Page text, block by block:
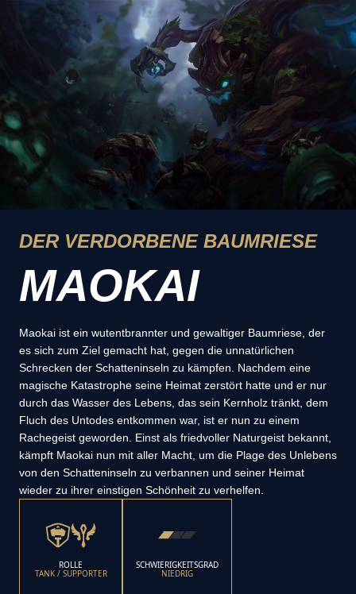
DER VERDORBENE BAUMRIESE
MAOKAI
Maokai ist ein wutentbrannter und gewaltiger Baumriese, der
es sich zum Ziel gemacht hat, gegen die unnatürlichen
Schrecken der Schatteninseln zu kämpfen. Nachdem eine
magische Katastrophe seine Heimat zerstört hatte und er nur
durch das Wasser des Lebens, das sein Kernholz tränkt, dem
Fluch des Untodes entkommen war, ist er nun zu einem
Rachegeist geworden. Einst als friedvoller Naturgeist bekannt,
kämpft Maokai nun mit aller Macht, um die Plage des Unlebens
von den Schatteninseln zu verbannen und seiner Heimat
wieder zu ihrer einstigen Schönheit zu verhelfen.
ROLLE
TANK / SUPPORTER
SCHWIERIGKEITSGRAD
NIEDRIG